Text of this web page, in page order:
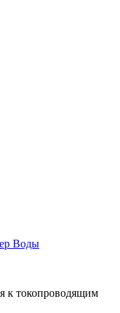
Воды
к токопроводящим